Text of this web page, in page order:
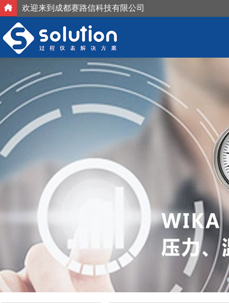
欢迎来到成都赛路信科技有限公司